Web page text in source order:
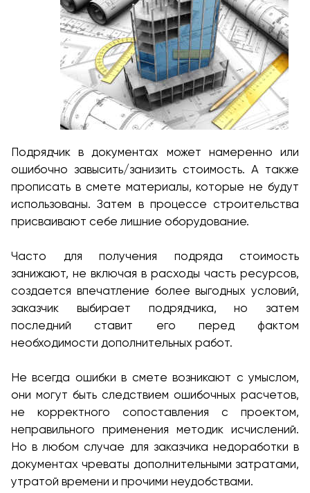
Подрядчик в документах может намеренно или
ошибочно завысить/занизить стоимость. А также
прописать в смете материалы, которые не будут
использованы. Затем в процессе строительства
присваивают себе лишние оборудование.
Часто для получения подряда стоимость
занижают, не включая в расходы часть ресурсов,
создается впечатление более выгодных условий,
заказчик выбирает подрядчика, но затем
последний ставит его перед фактом
необходимости дополнительных работ.
Не всегда ошибки в смете возникают с умыслом,
они могут быть следствием ошибочных расчетов,
не корректного сопоставления с проектом,
неправильного применения методик исчислений.
Но в любом случае для заказчика недоработки в
документах чреваты дополнительными затратами,
утратой времени и прочими неудобствами.